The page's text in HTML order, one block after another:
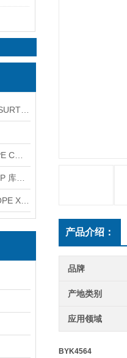
产品介绍：
品牌
产地类别
应用领域
BYK4564